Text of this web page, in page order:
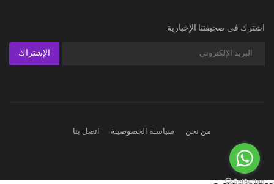
اشترك في صحيفتنا الإخبارية
الإشتراك
من نحن سياسـة الخصوصيـة اتصل بنا